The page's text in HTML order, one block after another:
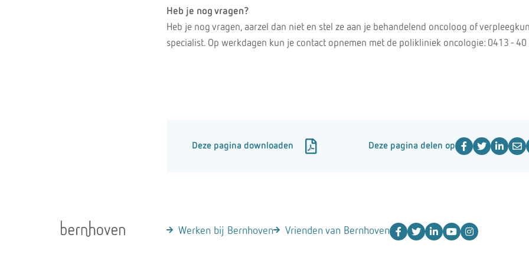
Heb je nog vragen?
Heb je nog vragen, aarzel dan niet en stel ze aan je behandelend oncoloog of
specialist. Op werkdagen kun je contact opnemen met de polikliniek oncologie: 0413 - 40
Deze pagina downloaden Deze pagina delen op
Werken bij Bernhoven Vrienden van Bernhoven